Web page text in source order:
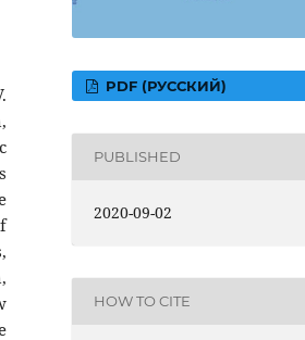
PDF (РУССКИЙ)
PUBLISHED
2020-09-02
HOW TO CITE